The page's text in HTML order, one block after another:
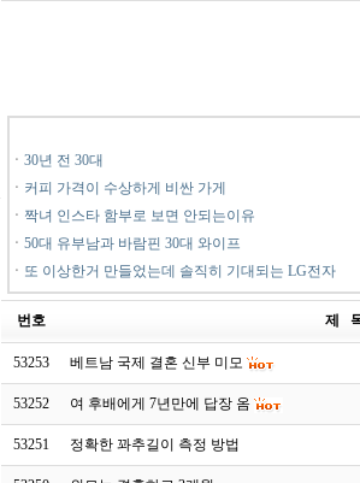
ㆍ 30년 전 30대
ㆍ 커피 가격이 수상하게 비싼 가게
ㆍ 짝녀 인스타 함부로 보면 안되는이유
ㆍ 50대 유부남과 바람핀 30대 와이프
ㆍ 또 이상한거 만들었는데 솔직히 기대되는 LG전자
번호 제
53253 베트남 국제 결혼 신부 미모
53252 여 후배에게 7년만에 답장 옴
53251 정확한 꽈추길이 측정 방법